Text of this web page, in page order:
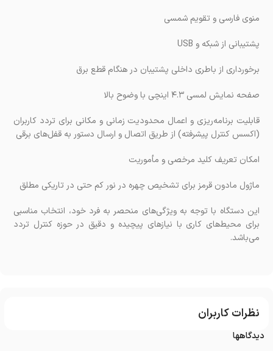
منوی فارسی و تقویم شمسی
پشتیبانی از شبکه و USB
برخورداری از باطری داخلی پشتیبان در هنگام قطع برق
صفحه نمایش لمسی ۴.۳ اینچی با وضوح بالا
قابلیت برنامه‌ریزی و اعمال محدودیت زمانی و مکانی برای تردد کاربران
(اکسس کنترل پیشرفته) از طریق اتصال و ارسال دستور به قفل‌های برقی
امکان تعریف کلید مرخصی و مأموریت
ماژول مادون قرمز برای تشخیص چهره در نور کم حتی در تاریکی مطلق
این دستگاه با توجه به ویژگی‌های منحصر به فرد خود، انتخاب مناسبی
برای محیط‌های کاری با نیازهای پیچیده و دقیق در حوزه کنترل تردد
می‌باشد.
نظرات کاربران
دیدگاهها